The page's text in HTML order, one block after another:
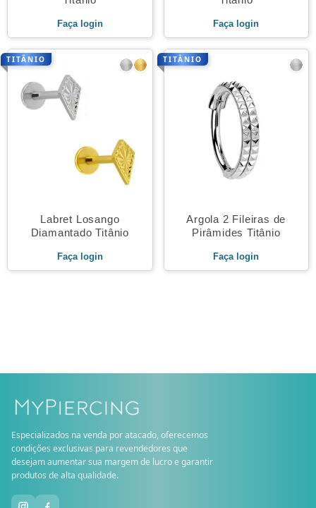
Faça login Faça login
TITÂNIO
Labret Losango
Diamantado Titânio
Faça login
TITÂNIO
Argola 2 Fileiras de
Pirâmides Titânio
Faça login
Especializados na venda por atacado, oferecemos
condições exclusivas para revendedores que
desejam aumentar sua margem de lucro e garantir
produtos de alta qualidade.